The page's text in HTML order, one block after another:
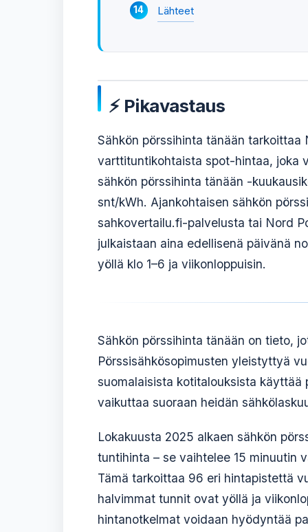
Lähteet
⚡ Pikavastaus
Sähkön pörssihinta tänään
varttituntikohtaista spot-hintaa, joka
sähkön pörssihinta tänään -
snt/kWh. Ajankohtaisen sähkön
sahkovertailu.fi-palvelusta tai Nord
julkaistaan aina edellisenä päivänä
yöllä klo 1–6 ja viikonloppuisin.
Sähkön pörssihinta tänään on tieto,
Pörssisähkösopimusten yleistyttyä
suomalaisista kotitalouksista käyttää
vaikuttaa suoraan heidän
Lokakuusta 2025 alkaen sähkön
tuntihinta – se vaihtelee 15 minuutin
Tämä tarkoittaa 96 eri hintapistettä
halvimmat tunnit ovat yöllä ja
hintanotkelmat voidaan hyödyntää